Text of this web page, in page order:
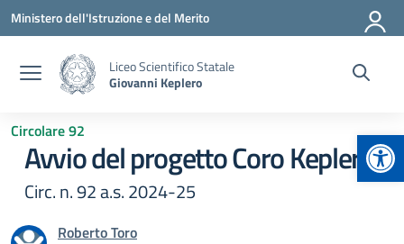
Vai ai contenuti
Vai al menu di navigazione
Vai al footer
Ministero dell'Istruzione e del Merito
Liceo Scientifico Statale
Giovanni Keplero
Circolare 92
Avvio del progetto Coro Keplero
Circ. n. 92 a.s. 2024-25
Roberto Toro